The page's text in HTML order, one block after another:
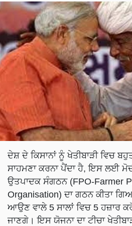
ਦੇਸ਼ ਦੇ ਕਿਸਾਨਾਂ ਨੂੰ ਖੇਤੀਬਾੜੀ ਵਿਚ
ਸਾਹਮਣਾ ਕਰਨਾ ਪੈਂਦਾ ਹੈ, ਇਸ ਲਈ
ਉਤਪਾਦਕ ਸੰਗਠਨ (FPO-Farmer
Organisation) ਦਾ ਗਠਨ ਕੀਤਾ
ਆਉਣ ਵਾਲੇ 5 ਸਾਲਾਂ ਵਿਚ 5 ਹਜ਼ਾਰ
ਜਾਣਗੇ। ਇਸ ਯੋਜਨਾ ਦਾ ਟੀਚਾ